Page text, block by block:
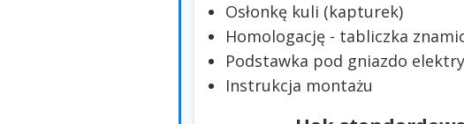
Osłonkę kuli (kapturek)
Homologację - tabliczka
Podstawka pod gniazdo
Instrukcja montażu